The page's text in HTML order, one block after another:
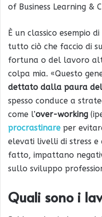
of Business Learning &
È un classico esempio di
tutto ciò che faccio di
fortuna o del lavoro
colpa mia. «Questo
dettato dalla paura
spesso conduce a
come l’over-working
procrastinare per
elevati livelli di stress e
fatto, impattano
sullo sviluppo
Quali sono i